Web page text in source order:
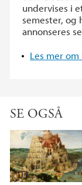
undervises i
semester, og
annonseres
Les mer
SE OGSÅ